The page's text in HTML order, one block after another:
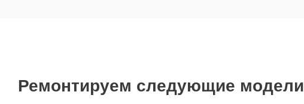
Ремонтируем следующие модели